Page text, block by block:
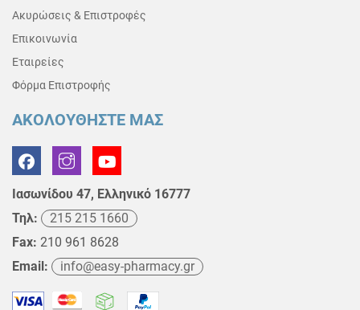
Ακυρώσεις & Επιστροφές
Επικοινωνία
Εταιρείες
Φόρμα Επιστροφής
ΑΚΟΛΟΥΘΗΣΤΕ ΜΑΣ
Ιασωνίδου 47, Ελληνικό 16777
Τηλ:
215 215 1660
Fax: 210 961 8628
Email:
info@easy-pharmacy.gr